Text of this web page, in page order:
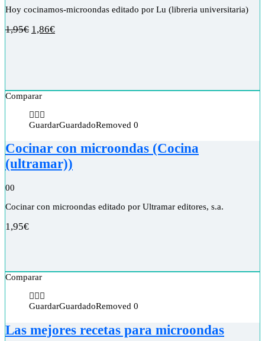
Hoy cocinamos-microondas editado por Lu (libreria universitaria)
1,95€ 1,86€
Comparar
GuardarGuardadoRemoved 0
Cocinar con microondas (Cocina
(ultramar))
00
Cocinar con microondas editado por Ultramar editores, s.a.
1,95€
Comparar
GuardarGuardadoRemoved 0
Las mejores recetas para microondas